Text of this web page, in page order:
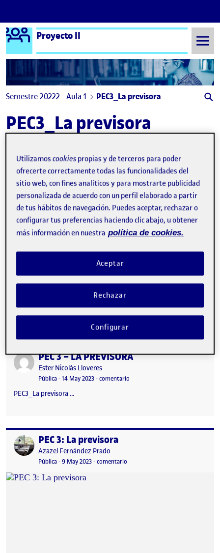
Saltar al contenido
Logo Ágora
Proyecto II
Semestre 20222 - Aula 1 PEC3_La previsora
PEC3_La previsora
La Previsora
Publicado por
Jens Gerl
Visibilidad:
Pública -Fecha de publicación
14 May 202315 mayo, 2023 12:41 am
-comentarioen La Previsora
PEC3_La previsora …
Publicado porPEC 3 – LA PREVISORA
Publicado por
Ester Nicolás Lloveres
Visibilidad:
Pública-Fecha de publicación
14 May 2023-comentario
PEC3_La previsora …
Publicado porPEC 3: La previsora
Publicado por
Azazel Fernández Prado
Visibilidad:
Pública-Fecha de publicación
9 May 20232 marzo, 2024 6:01 pm
-comentario
Utilizamoscookies propias y de terceros para poder
ofrecerte correctamente todas las funcionalidades del
sitio web, con fines analíticos y para mostrarte publicidad
personalizada de acuerdo con un perfil elaborado a partir
de tus hábitos de navegación. Puedes aceptar, rechazar o
configurar tus preferencias haciendo clic abajo, u obtener
más información en nuestra política de cookies.
Rechazar
Aceptar
Configurar